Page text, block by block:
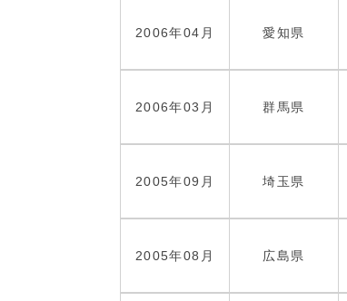
2006年04月 愛知県
2006年03月 群馬県
2005年09月 埼玉県
2005年08月 広島県